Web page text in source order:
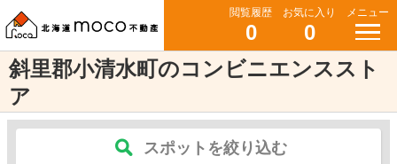
閲覧履歴
0
お気に入り
0
メニュー
斜里郡小清水町のコンビニエンススト
ア
スポットを絞り込む